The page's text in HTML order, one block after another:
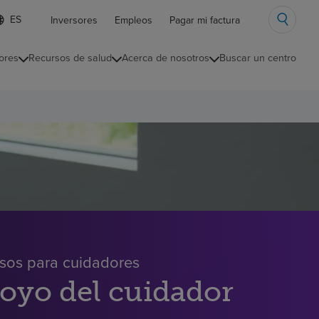
Inversores Empleos Pagar mi factura
Recursos de salud Acerca de nosotros Buscar un centro
para cuidadores
del cuidador